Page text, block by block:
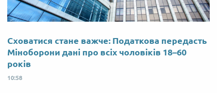
Сховатися стане важче: Податкова передасть
Міноборони дані про всіх чоловіків 18–60
років
10:58